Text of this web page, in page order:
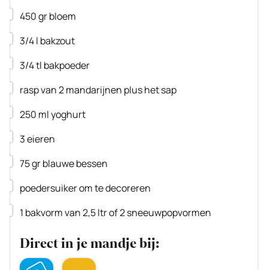
▢
450grbloem
▢
3/4l bakzout
▢
3/4tl bakpoeder
▢
rasp van 2 mandarijnen plus het sap
▢
250 mlyoghurt
▢
3eieren
▢
75grblauwe bessen
▢
poedersuiker om te decoreren
▢
1 bakvorm van 2,5 ltrof 2 sneeuwpopvormen
Direct in je mandje bij: